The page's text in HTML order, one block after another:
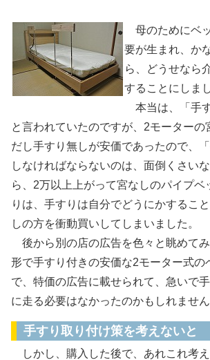
母のためにベ
要が生まれ、か
ら、どうせなら
することにしま
本当は、「手
と言われていたのですが、2モーターの
だし手すり無しが安価であったので、
しなければならないのは、面倒くさい
ら、2万以上上がって宮なしのパイプベ
りは、手すりは自分でどうにかするこ
しの方を衝動買いしてしまいました。
後から別の店の広告を色々と眺めて
形で手すり付きの安価な2モーター式の
で、特価の広告に載せられて、急いで
に走る必要はなかったのかもしれません
手すり取り付け策を考えないと
しかし、購入した後で、あれこれ考